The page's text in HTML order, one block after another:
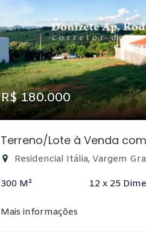
R$ 180.000
Terreno/Lote à Venda
Residencial Itália, Vargem
300 M² 12 x 25
Mais informações